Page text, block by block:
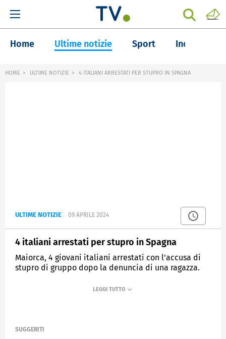
Home Ultime notizie Sport Inchieste
HOME ULTIME NOTIZIE 4 ITALIANI ARRESTATI PER STUPRO IN SPAGNA
ULTIME NOTIZIE 09 APRILE 2024
4 italiani arrestati per stupro in Spagna
Maiorca, 4 giovani italiani arrestati con l'accusa di
stupro di gruppo dopo la denuncia di una ragazza.
SUGGERITI